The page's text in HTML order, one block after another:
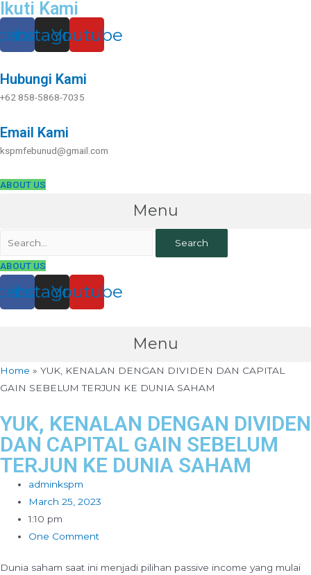
Skip
content
Ikuti Kami
Instagram
Youtube
Hubungi Kami
+62 858-5868-7035
Email Kami
kspmfebunud@gmail.com
ABOUT US
Menu
Search
ABOUT US
Instagram
Youtube
Menu
Home » YUK, KENALAN DENGAN DIVIDEN DAN CAPITAL
GAIN SEBELUM TERJUN KE DUNIA SAHAM
YUK, KENALAN DENGAN DIVIDEN
DAN CAPITAL GAIN SEBELUM
TERJUN KE DUNIA SAHAM
adminkspm
March 25, 2023
1:10 pm
One Comment
Dunia saham saat ini menjadi pilihan passive income yang mulai